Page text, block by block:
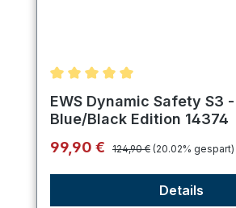
Durchschnittliche Bewertung
EWS Dynamic Safety S3 -
Blue/Black Edition 14374
Verkaufspreis:
99,90 € Regulärer Preis:
124,90 € (20.02% gespart)
Details